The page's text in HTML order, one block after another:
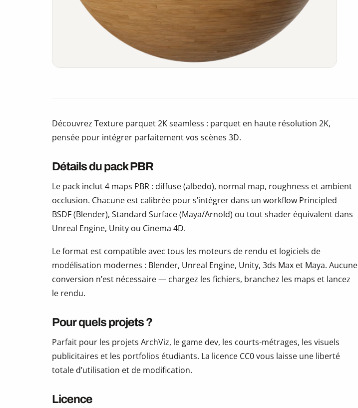
Découvrez Texture parquet 2K seamless : parquet en haute résolution 2K,
pensée pour intégrer parfaitement vos scènes 3D.
Détails du pack PBR
Le pack inclut 4 maps PBR : diffuse (albedo), normal map, roughness et ambient
occlusion. Chacune est calibrée pour s’intégrer dans un workflow Principled
BSDF (Blender), Standard Surface (Maya/Arnold) ou tout shader équivalent dans
Unreal Engine, Unity ou Cinema 4D.
Le format est compatible avec tous les moteurs de rendu et logiciels de
modélisation modernes : Blender, Unreal Engine, Unity, 3ds Max et Maya. Aucune
conversion n’est nécessaire — chargez les fichiers, branchez les maps et lancez
le rendu.
Pour quels projets ?
Parfait pour les projets ArchViz, le game dev, les courts-métrages, les visuels
publicitaires et les portfolios étudiants. La licence CC0 vous laisse une liberté
totale d’utilisation et de modification.
Licence